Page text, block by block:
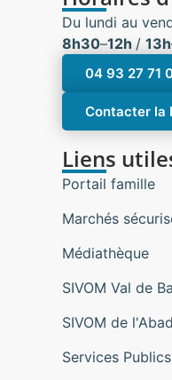
Du lundi au
8h30–12h / 13h
04 93 27 71
Contacter la
Liens
Portail famille
Marchés
Médiathèque
SIVOM Val de
SIVOM de
Services Publics